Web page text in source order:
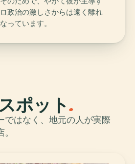
政治の激しさからは遠く離れ
っています。
ポット.
ではなく、地元の人が実際